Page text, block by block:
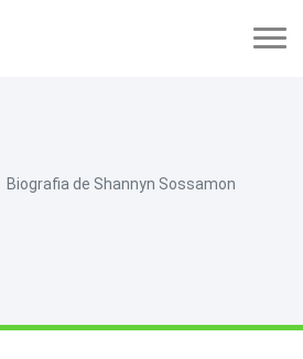
Biografia de Shannyn Sossamon